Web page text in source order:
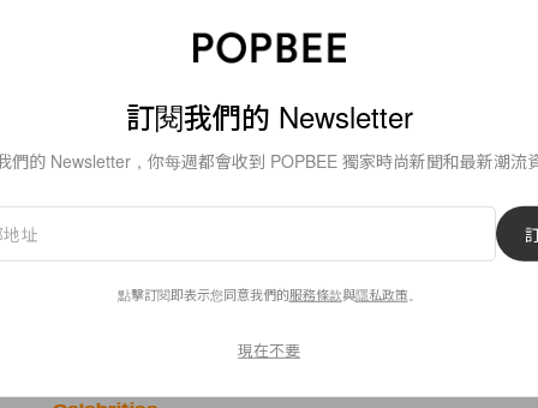
是否跟風？Google 2021 年度
字，最多人搜尋前 10 名！
好像有點出乎意料😱 Bella Hadid 真的是這個風格的代表！
ByPolly Tsai /2021年12月14日
訂閱我們的 Newsletter
們的 Newsletter，你每週都會收到 POPBEE 獨家時尚新聞和最新潮流資
點擊訂閱即表示您同意我們的服務條款與隱私政策
現在不要